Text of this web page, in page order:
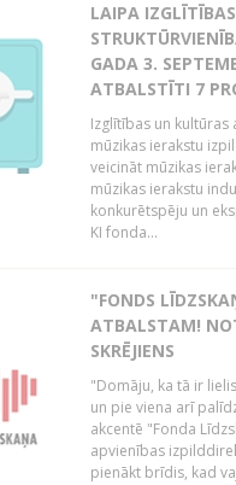
LAIPA
GADA 3.
ATBALSTĪTI 7
Izglītības un
mūzikas ierakstu
veicināt mūzikas
mūzikas ierakstu
konkurētspēju un
KI fonda...
"FONDS
ATBALSTAM!
SKRĒJIENS
"Domāju, ka tā ir
un pie viena arī
akcentē "Fonda
apvienības
pienākt brīdis, kad